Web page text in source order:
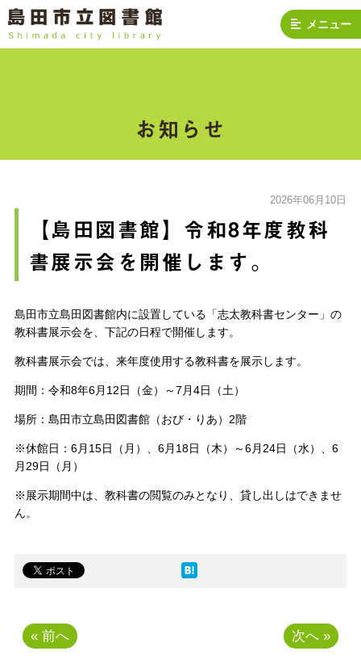
メニュー
お知らせ
2026年06月10日
【島田図書館】令和8年度教科
書展示会を開催します。
島田市立島田図書館内に設置している「志太教科書センター」の
教科書展示会を、下記の日程で開催します。
教科書展示会では、来年度使用する教科書を展示します。
期間：令和8年6月12日（金）～7月4日（土）
場所：島田市立島田図書館（おび・りあ）2階
※休館日：6月15日（月）、6月18日（木）～6月24日（水）、6
月29日（月）
※展示期間中は、教科書の閲覧のみとなり、貸し出しはできませ
ん。
« 前へ 次へ »